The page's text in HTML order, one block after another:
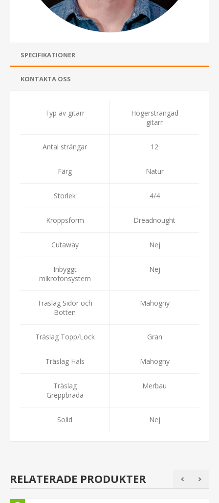
SPECIFIKATIONER
KONTAKTA OSS
Typ av gitarr
Högersträngad
gitarr
Antal strängar 12
Färg Natur
Storlek 4/4
Kroppsform Dreadnought
Cutaway Nej
Inbyggt
mikrofonsystem
Nej
Träslag Sidor och
Botten
Mahogny
Träslag Topp/Lock Gran
Träslag Hals Mahogny
Träslag
Greppbräda
Merbau
Solid Nej
RELATERADE PRODUKTER